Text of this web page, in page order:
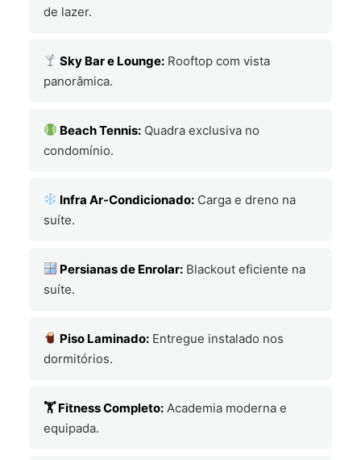
de lazer.
Sky Bar e Lounge: Rooftop com vista
panorâmica.
Beach Tennis: Quadra exclusiva no
condomínio.
Infra Ar-Condicionado: Carga e dreno na
suíte.
Persianas de Enrolar: Blackout eficiente na
suíte.
Piso Laminado: Entregue instalado nos
dormitórios.
🏋️ Fitness Completo: Academia moderna e
equipada.